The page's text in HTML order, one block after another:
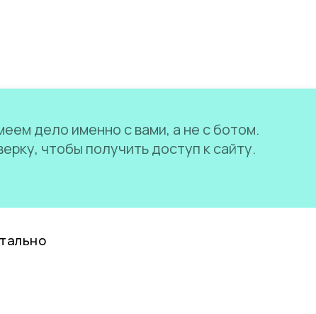
дело именно с вами, а не с ботом.
чтобы получить доступ к сайту.